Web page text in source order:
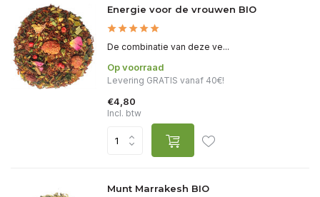
Energie voor de vrouwen BIO
De combinatie van deze ve...
Op voorraad
Levering GRATIS vanaf 40€!
€4,80
Incl. btw
Munt Marrakesh BIO